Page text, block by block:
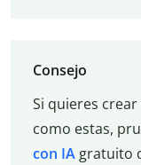
Consejo
Si quieres
como estas,
con IAgratuito